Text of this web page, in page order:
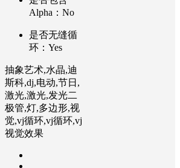
Alpha：No
是否无缝循
环：Yes
抽象艺术,水晶,迪
斯科,dj,电动,节日,
激光,激光,发光二
极管,灯,多边形,视
觉,vj循环,vj循环,vj
视觉效果